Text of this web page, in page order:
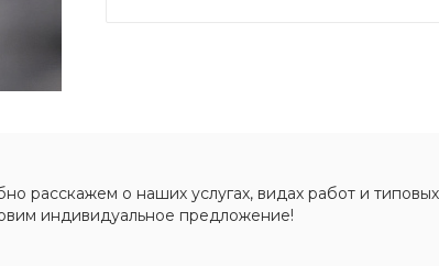
расскажем о наших услугах, видах работ и
индивидуальное предложение!